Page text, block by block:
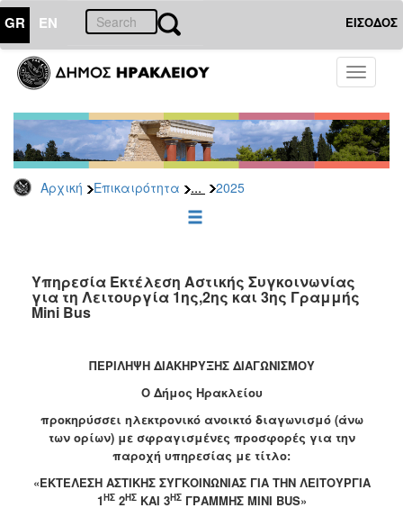
GR EN ΕΙΣΟΔΟΣ
Toggle
Αρχική Επικαιρότητα ... 2025
ΕΠΙΚΑΙΡΟΤΗΤΑ
-
Δημοπρασίες
Αρχείο
2026
2022
2017
2015
Υπηρεσία Εκτέλεση Αστικής Συγκοινωνίας
για τη Λειτουργία 1ης,2ης και 3ης Γραμμής
Mini Bus
ΠΕΡΙΛΗΨΗ ΔΙΑΚΗΡΥΞΗΣ ΔΙΑΓΩΝΙΣΜΟΥ
Ο Δήμος Ηρακλείου
προκηρύσσει ηλεκτρονικό ανοικτό διαγωνισμό (άνω
των ορίων) με σφραγισμένες προσφορές για την
παροχή υπηρεσίας με τίτλο:
«ΕΚΤΕΛΕΣΗ ΑΣΤΙΚΗΣ ΣΥΓΚΟΙΝΩΝΙΑΣ ΓΙΑ ΤΗΝ ΛΕΙΤΟΥΡΓΙΑ
1ΗΣ2ΗΣΚΑΙ 3ΗΣΓΡΑΜΜΗΣ MINI BUS»